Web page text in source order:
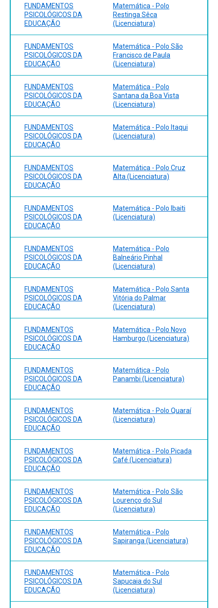
FUNDAMENTOS
PSICOLÓGICOS DA
EDUCAÇÃO
Matemática - Polo
Restinga Sêca
(Licenciatura)
FUNDAMENTOS
PSICOLÓGICOS DA
EDUCAÇÃO
Matemática - Polo São
Francisco de Paula
(Licenciatura)
FUNDAMENTOS
PSICOLÓGICOS DA
EDUCAÇÃO
Matemática - Polo
Santana da Boa Vista
(Licenciatura)
FUNDAMENTOS
PSICOLÓGICOS DA
EDUCAÇÃO
Matemática - Polo Itaqui
(Licenciatura)
FUNDAMENTOS
PSICOLÓGICOS DA
EDUCAÇÃO
Matemática - Polo Cruz
Alta (Licenciatura)
FUNDAMENTOS
PSICOLÓGICOS DA
EDUCAÇÃO
Matemática - Polo Ibaiti
(Licenciatura)
FUNDAMENTOS
PSICOLÓGICOS DA
EDUCAÇÃO
Matemática - Polo
Balneário Pinhal
(Licenciatura)
FUNDAMENTOS
PSICOLÓGICOS DA
EDUCAÇÃO
Matemática - Polo Santa
Vitória do Palmar
(Licenciatura)
FUNDAMENTOS
PSICOLÓGICOS DA
EDUCAÇÃO
Matemática - Polo Novo
Hamburgo (Licenciatura)
FUNDAMENTOS
PSICOLÓGICOS DA
EDUCAÇÃO
Matemática - Polo
Panambi (Licenciatura)
FUNDAMENTOS
PSICOLÓGICOS DA
EDUCAÇÃO
Matemática - Polo Quaraí
(Licenciatura)
FUNDAMENTOS
PSICOLÓGICOS DA
EDUCAÇÃO
Matemática - Polo Picada
Café (Licenciatura)
FUNDAMENTOS
PSICOLÓGICOS DA
EDUCAÇÃO
Matemática - Polo São
Lourenço do Sul
(Licenciatura)
FUNDAMENTOS
PSICOLÓGICOS DA
EDUCAÇÃO
Matemática - Polo
Sapiranga (Licenciatura)
FUNDAMENTOS
PSICOLÓGICOS DA
EDUCAÇÃO
Matemática - Polo
Sapucaia do Sul
(Licenciatura)